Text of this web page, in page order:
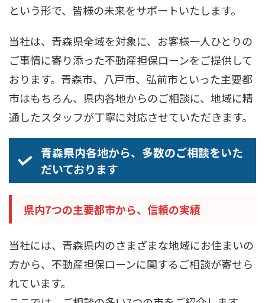
という形で、皆様の未来をサポートいたします。
当社は、青森県全域を対象に、お客様一人ひとりの
ご事情に寄り添った不動産担保ローンをご提供して
おります。青森市、八戸市、弘前市といった主要都
市はもちろん、県内各地からのご相談に、地域に精
通したスタッフが丁寧に対応させていただきます。
青森県内各地から、多数のご相談をいた
だいております
県内7つの主要都市から、信頼の実績
当社には、青森県内のさまざまな地域にお住まいの
方から、不動産担保ローンに関するご相談が寄せら
れています。